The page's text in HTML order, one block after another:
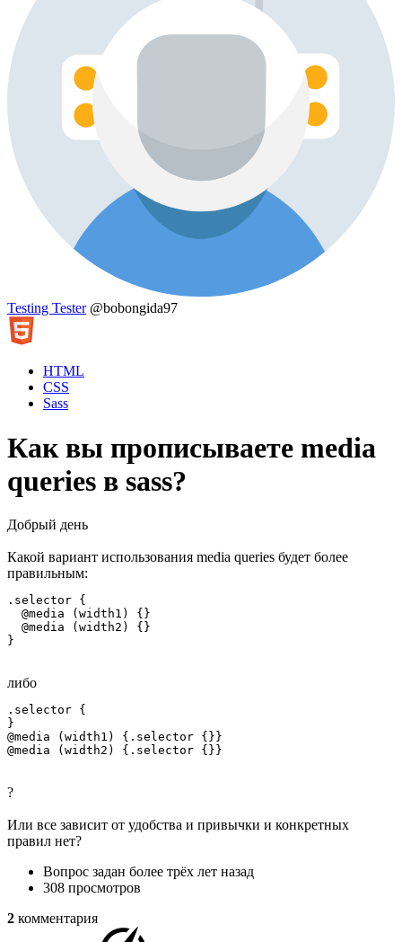
Testing Tester @bobongida97
HTML
CSS
Sass
Как вы прописываете media
queries в sass?
Добрый день
Какой вариант использования media queries будет более
правильным:
.selector {
  @media (width1) {}
  @media (width2) {}
}
либо
.selector {
}
@media (width1) {.selector {}}
@media (width2) {.selector {}}
?
Или все зависит от удобства и привычки и конкретных
правил нет?
Вопрос задан более трёх лет назад
308 просмотров
2 комментария